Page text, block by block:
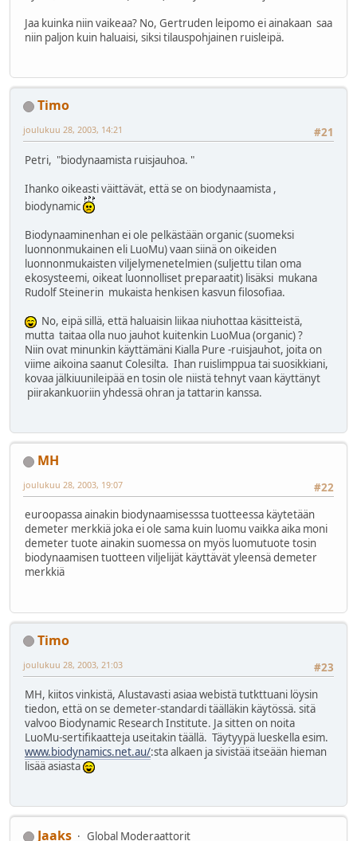
Jaa kuinka niin vaikeaa? No, Gertruden leipomo ei ainakaan saa
niin paljon kuin haluaisi, siksi tilauspohjainen ruisleipä.
Timo
#21
joulukuu 28, 2003, 14:21
Petri, "biodynaamista ruisjauhoa. "
Ihanko oikeasti väittävät, että se on biodynaamista ,
biodynamic
Biodynaaminenhan ei ole pelkästään organic (suomeksi
luonnonmukainen eli LuoMu) vaan siinä on oikeiden
luonnonmukaisten viljelymenetelmien (suljettu tilan oma
ekosysteemi, oikeat luonnolliset preparaatit) lisäksi mukana
Rudolf Steinerin mukaista henkisen kasvun filosofiaa.
No, eipä sillä, että haluaisin liikaa niuhottaa käsitteistä,
mutta taitaa olla nuo jauhot kuitenkin LuoMua (organic) ?
Niin ovat minunkin käyttämäni Kialla Pure -ruisjauhot, joita on
viime aikoina saanut Colesilta. Ihan ruislimppua tai suosikkiani,
kovaa jälkiuunileipää en tosin ole niistä tehnyt vaan käyttänyt
piirakankuoriin yhdessä ohran ja tattarin kanssa.
MH
#22
joulukuu 28, 2003, 19:07
euroopassa ainakin biodynaamisesssa tuotteessa käytetään
demeter merkkiä joka ei ole sama kuin luomu vaikka aika moni
demeter tuote ainakin suomessa on myös luomutuote tosin
biodynaamisen tuotteen viljelijät käyttävät yleensä demeter
merkkiä
Timo
#23
joulukuu 28, 2003, 21:03
MH, kiitos vinkistä, Alustavasti asiaa webistä tutkttuani löysin
tiedon, että on se demeter-standardi täälläkin käytössä. sitä
valvoo Biodynamic Research Institute. Ja sitten on noita
LuoMu-sertifikaatteja useitakin täällä. Täytyypä lueskella esim.
www.biodynamics.net.au/:sta alkaen ja sivistää itseään hieman
lisää asiasta
Jaaks
Global Moderaattorit